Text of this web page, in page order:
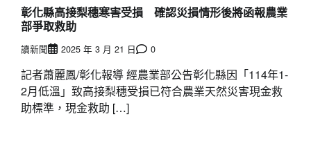
彰化縣高接梨穗寒害受損 確認災損情形後將函報農業
部爭取救助
讀新聞 2025 年 3 月 21 日 0
記者蕭麗鳳/彰化報導 經農業部公告彰化縣因「114年1-
2月低溫」致高接梨穗受損已符合農業天然災害現金救
助標準，現金救助 […]